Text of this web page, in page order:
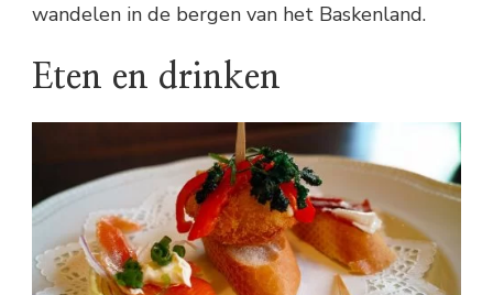
wandelen in de bergen van het Baskenland.
Eten en drinken